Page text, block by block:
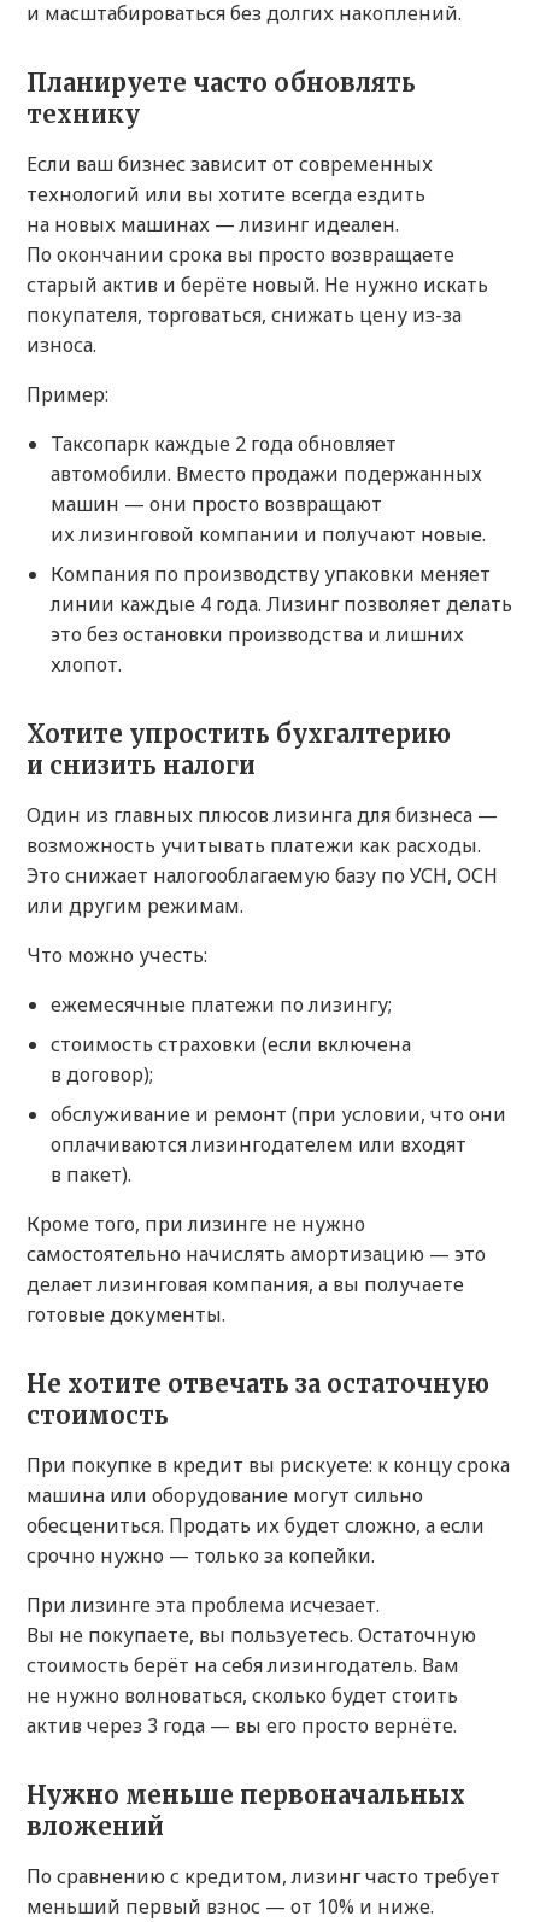
и масштабироваться без долгих накоплений.
Планируете часто обновлять
технику
Если ваш бизнес зависит от современных
технологий или вы хотите всегда ездить
на новых машинах — лизинг идеален.
По окончании срока вы просто возвращаете
старый актив и берёте новый. Не нужно искать
покупателя, торговаться, снижать цену из-за
износа.
Пример:
Таксопарк каждые 2 года обновляет
автомобили. Вместо продажи подержанных
машин — они просто возвращают
их лизинговой компании и получают новые.
Компания по производству упаковки меняет
линии каждые 4 года. Лизинг позволяет делать
это без остановки производства и лишних
хлопот.
Хотите упростить бухгалтерию
и снизить налоги
Один из главных плюсов лизинга для бизнеса —
возможность учитывать платежи как расходы.
Это снижает налогооблагаемую базу по УСН, ОСН
или другим режимам.
Что можно учесть:
ежемесячные платежи по лизингу;
стоимость страховки (если включена
в договор);
обслуживание и ремонт (при условии, что они
оплачиваются лизингодателем или входят
в пакет).
Кроме того, при лизинге не нужно
самостоятельно начислять амортизацию — это
делает лизинговая компания, а вы получаете
готовые документы.
Не хотите отвечать за остаточную
стоимость
При покупке в кредит вы рискуете: к концу срока
машина или оборудование могут сильно
обесцениться. Продать их будет сложно, а если
срочно нужно — только за копейки.
При лизинге эта проблема исчезает.
Вы не покупаете, вы пользуетесь. Остаточную
стоимость берёт на себя лизингодатель. Вам
не нужно волноваться, сколько будет стоить
актив через 3 года — вы его просто вернёте.
Нужно меньше первоначальных
вложений
По сравнению с кредитом, лизинг часто требует
меньший первый взнос — от 10% и ниже.